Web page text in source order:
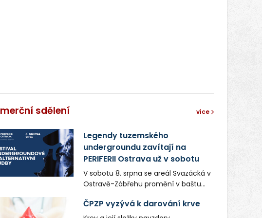
sdělení více
Legendy tuzemského
undergroundu zavítají na
PERIFERII Ostrava už v sobotu
V sobotu 8. srpna se areál Svazácká v
Ostravě-Zábřehu promění v baštu
hudby. Uskuteční se zde totiž první
ročník festivalu PERIFERIE Ostrava.
ČPZP vyzývá k darování krve